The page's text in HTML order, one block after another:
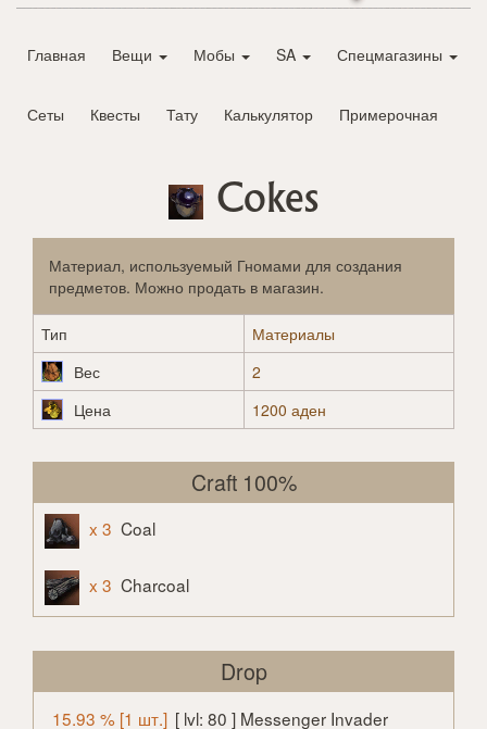
Главная Вещи Мобы SA Спецмагазины
Сеты Квесты Тату Калькулятор Примерочная
Cokes
Материал, используемый Гномами для создания
предметов. Можно продать в магазин.
Тип
Материалы
Вес
2
Цена
1200 аден
Craft 100%
x 3 Coal
x 3 Charcoal
Drop
15.93 % [1 шт.] [ lvl: 80 ] Messenger Invader